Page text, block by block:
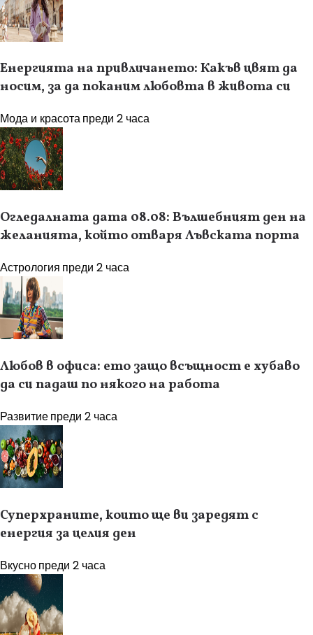
Енергията на привличането: Какъв цвят да
носим, за да поканим любовта в живота си
Мода и красотапреди 2 часа
Огледалната дата 08.08: Вълшебният ден на
желанията, който отваря Лъвската порта
Астрология преди 2 часа
Любов в офиса: ето защо всъщност е хубаво
да си падаш по някого на работа
Развитиепреди 2 часа
Суперхраните, които ще ви заредят с
енергия за целия ден
Вкуснопреди 2 часа